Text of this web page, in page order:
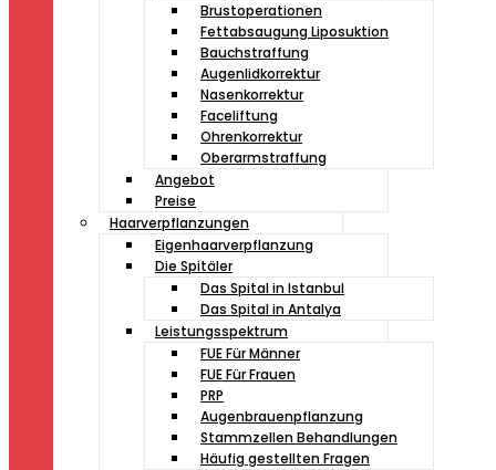
Brustoperationen
Fettabsaugung Liposuktion
Bauchstraffung
Augenlidkorrektur
Nasenkorrektur
Faceliftung
Ohrenkorrektur
Oberarmstraffung
Angebot
Preise
Haarverpflanzungen
Eigenhaarverpflanzung
Die Spitäler
Das Spital in Istanbul
Das Spital in Antalya
Leistungsspektrum
FUE Für Männer
FUE Für Frauen
PRP
Augenbrauenpflanzung
Stammzellen Behandlungen
Häufig gestellten Fragen